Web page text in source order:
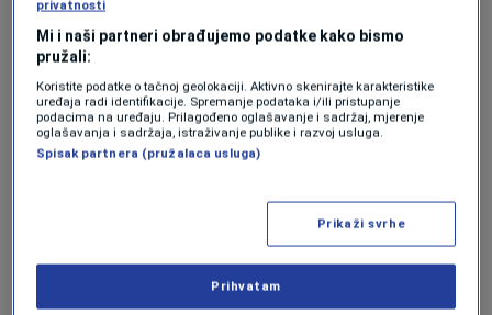
disanjem
Ako tumor blokira dišne puteve, može doći do
otežanog disanja i osjećaja nedostatka zraka.
Problemi s disanjem mogu nastati i zbog
nakupljanja tekućine oko pluća, poznatog kao
pleuralni izljev. Tekućina otežava širenje pluća
tijekom udisaja, ali se određenim postupcima
može ukloniti kako bi se disanje olakšalo.
privatnosti
Mi i naši partneri obrađujemo podatke kako bismo
pružali:
Koristite podatke o tačnoj geolokaciji. Aktivno skenirajte karakteristike
uređaja radi identifikacije. Spremanje podataka i/ili pristupanje
podacima na uređaju. Prilagođeno oglašavanje i sadržaj, mjerenje
oglašavanja i sadržaja, istraživanje publike i razvoj usluga.
Spisak partnera (pružalaca usluga)
Prikaži svrhe
Prihvatam